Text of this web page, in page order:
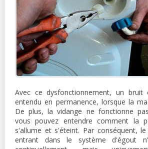
Avec ce dysfonctionnement, un bruit
entendu en permanence, lorsque la
De plus, la vidange ne fonctionne
vous pouvez entendre comment la
s'allume et s'éteint. Par conséquent,
entrant dans le système d'égout